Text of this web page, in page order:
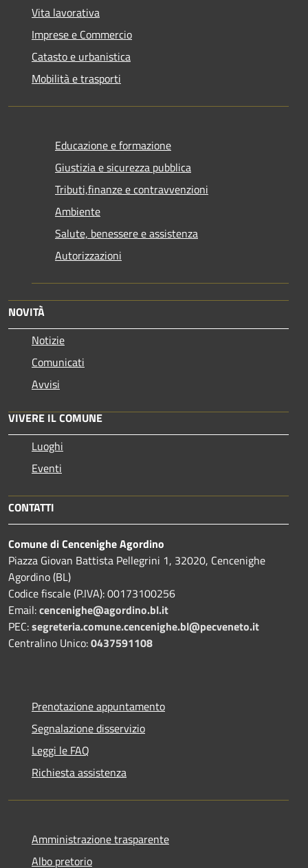
Vita lavorativa
Imprese e Commercio
Catasto e urbanistica
Mobilità e trasporti
Educazione e formazione
Giustizia e sicurezza pubblica
Tributi,finanze e contravvenzioni
Ambiente
Salute, benessere e assistenza
Autorizzazioni
NOVITÀ
Notizie
Comunicati
Avvisi
VIVERE IL COMUNE
Luoghi
Eventi
CONTATTI
Comune di Cencenighe Agordino
Piazza Giovan Battista Pellegrini 1, 32020, Cencenighe
Agordino (BL)
Codice fiscale (P.IVA): 00173100256
Email:cencenighe@agordino.bl.it
PEC:segreteria.comune.cencenighe.bl@pecveneto.it
Centralino Unico:0437591108
Prenotazione appuntamento
Segnalazione disservizio
Leggi le FAQ
Richiesta assistenza
Amministrazione trasparente
Albo pretorio